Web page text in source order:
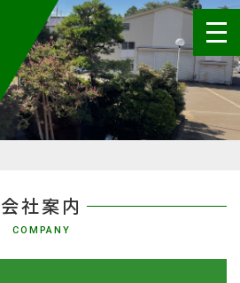
会社案内
COMPANY